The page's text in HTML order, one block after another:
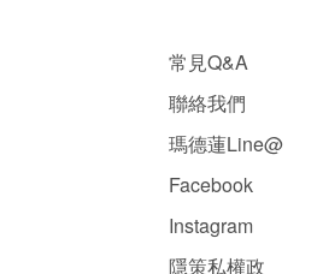
常見Q&A
聯絡我們
瑪德蓮Line@
Facebook
Instagram
隱策私權政